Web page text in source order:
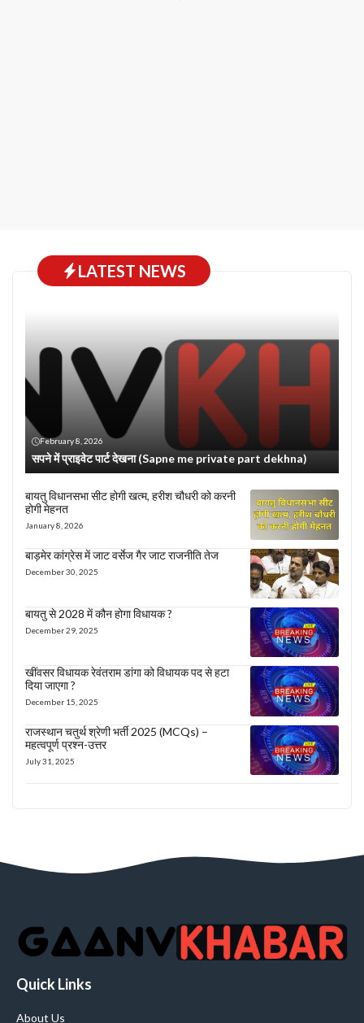
LATEST NEWS
February 8, 2026
सपने में प्राइवेट पार्ट देखना (Sapne me private part dekhna)
बायतु विधानसभा सीट होगी खत्म, हरीश चौधरी को करनी
होगी मेहनत
January 8, 2026
बाड़मेर कांग्रेस में जाट वर्सेज गैर जाट राजनीति तेज
December 30, 2025
बायतु से 2028 में कौन होगा विधायक ?
December 29, 2025
खींवसर विधायक रेवंतराम डांगा को विधायक पद से हटा
दिया जाएगा ?
December 15, 2025
राजस्थान चतुर्थ श्रेणी भर्ती 2025 (MCQs) –
महत्वपूर्ण प्रश्न-उत्तर
July 31, 2025
Quick Links
About Us